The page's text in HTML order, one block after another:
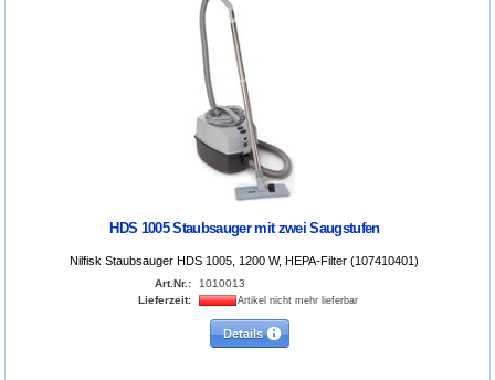
HDS 1005 Staubsauger mit zwei Saugstufen
Nilfisk Staubsauger HDS 1005, 1200 W, HEPA-Filter (107410401)
Art.Nr.:
1010013
Lieferzeit:
Artikel nicht mehr lieferbar
Details